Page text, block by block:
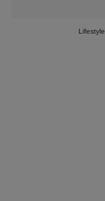
Lifestyle